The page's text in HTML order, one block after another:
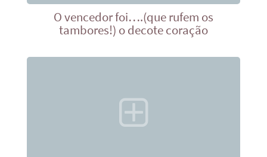
O vencedor foi….(que rufem os
tambores!) o decote coração